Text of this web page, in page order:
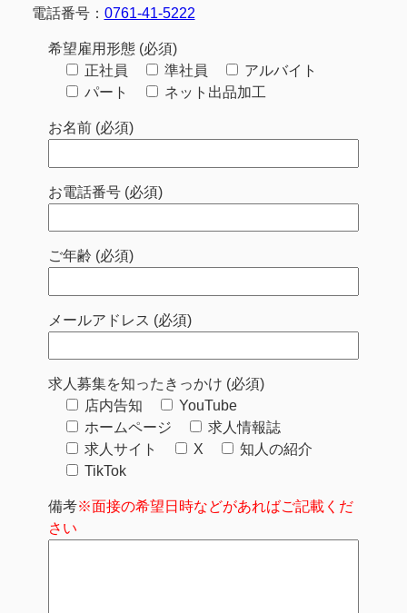
電話番号： 0761-41-5222
希望雇用形態 (必須)
正社員
準社員
アルバイト
パート
ネット出品加工
お名前 (必須)
お電話番号 (必須)
ご年齢 (必須)
メールアドレス (必須)
求人募集を知ったきっかけ (必須)
店内告知
YouTube
ホームページ
求人情報誌
求人サイト
X
知人の紹介
TikTok
備考※面接の希望日時などがあればご記載くだ
さい